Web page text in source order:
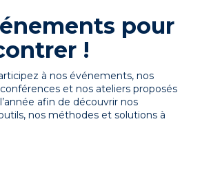
pour
!
à nos événements, nos
et nos ateliers proposés
afin de découvrir nos
nos méthodes et solutions à